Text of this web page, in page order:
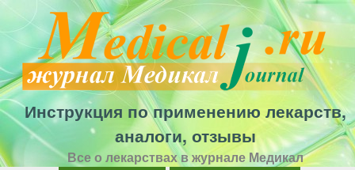
Перейти
к
основному
содержанию
Инструкция по применению лекарств,
аналоги, отзывы
Все о лекарствах в журнале Медикал